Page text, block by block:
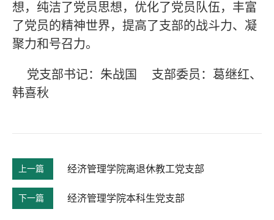
想，纯洁了党员思想，优化了党员队伍，丰富
了党员的精神世界，提高了支部的战斗力、凝
聚力和号召力。
党支部书记：朱战国 支部委员：葛继红、
韩喜秋
上一篇 经济管理学院离退休教工党支部
下一篇 经济管理学院本科生党支部